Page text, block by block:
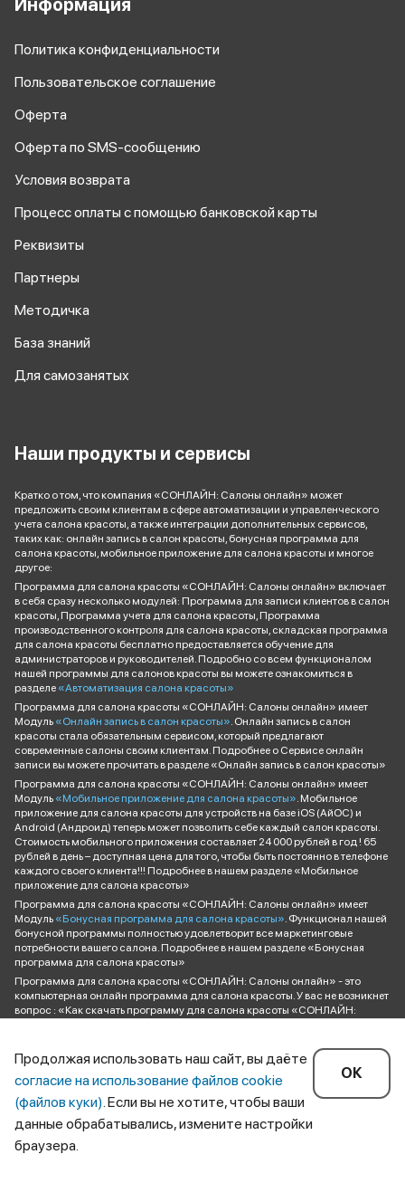
Информация
Политика конфиденциальности
Пользовательское соглашение
Оферта
Оферта по SMS-сообщению
Условия возврата
Процесс оплаты с помощью банковской карты
Реквизиты
Партнеры
Методичка
База знаний
Для самозанятых
Наши продукты и сервисы
Кратко о том, что компания «СОНЛАЙН: Салоны онлайн» может
предложить своим клиентам в сфере автоматизации и управленческого
учета салона красоты, а также интеграции дополнительных сервисов,
таких как: онлайн запись в салон красоты, бонусная программа для
салона красоты, мобильное приложение для салона красоты и многое
другое:
Программа для салона красоты «СОНЛАЙН: Салоны онлайн» включает
в себя сразу несколько модулей: Программа для записи клиентов в салон
красоты, Программа учета для салона красоты, Программа
производственного контроля для салона красоты, складская программа
для салона красоты бесплатно предоставляется обучение для
администраторов и руководителей. Подробно со всем функционалом
нашей программы для салонов красоты вы можете ознакомиться в
разделе «Автоматизация салона красоты»
Программа для салона красоты «СОНЛАЙН: Салоны онлайн» имеет
Модуль «Онлайн запись в салон красоты». Онлайн запись в салон
красоты стала обязательным сервисом, который предлагают
современные салоны своим клиентам. Подробнее о Сервисе онлайн
записи вы можете прочитать в разделе «Онлайн запись в салон красоты»
Программа для салона красоты «СОНЛАЙН: Салоны онлайн» имеет
Модуль «Мобильное приложение для салона красоты». Мобильное
приложение для салона красоты для устройств на базе iOS (АйОС) и
Android (Андроид) теперь может позволить себе каждый салон красоты.
Стоимость мобильного приложения составляет 24 000 рублей в год ! 65
рублей в день – доступная цена для того, чтобы быть постоянно в телефоне
каждого своего клиента!!! Подробнее в нашем разделе «Мобильное
приложение для салона красоты»
Программа для салона красоты «СОНЛАЙН: Салоны онлайн» имеет
Модуль «Бонусная программа для салона красоты». Функционал нашей
бонусной программы полностью удовлетворит все маркетинговые
потребности вашего салона. Подробнее в нашем разделе «Бонусная
программа для салона красоты»
Программа для салона красоты «СОНЛАЙН: Салоны онлайн» - это
компьютерная онлайн программа для салона красоты. У вас не возникнет
вопрос : «Как скачать программу для салона красоты «СОНЛАЙН:
сотрудника. Ознакомиться с ценами и купить программу для салона
красоты «СОНЛАЙН: Салоны онлайн» вы можете в разделе
«Цены»
Если бы кто-то решил составить «Рейтинг программ для салона красоты»
мы надеемся, что максимальный набор функционала и дополнительных
сервисов позволили бы нам занять достойное место в списке «Лучшие
программы для салона красоты».
Продолжая использовать наш сайт, вы даёте
согласие на использование файлов cookie
(файлов куки). Если вы не хотите, чтобы ваши
данные обрабатывались, измените настройки
браузера.
ОК